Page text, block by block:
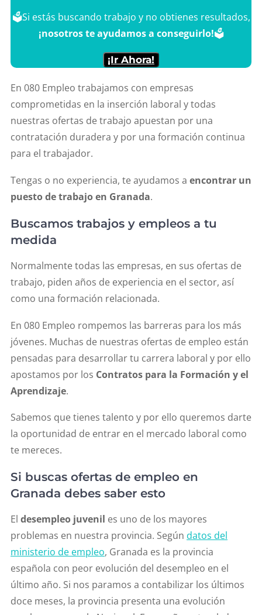
🗳Si estás buscando trabajo y no obtienes resultados,
¡nosotros te ayudamos a conseguirlo!🗳
¡Ir Ahora!
En 080 Empleo trabajamos con empresas
comprometidas en la inserción laboral y todas
nuestras ofertas de trabajo apuestan por una
contratación duradera y por una formación continua
para el trabajador.
Tengas o no experiencia, te ayudamos a encontrar un
puesto de trabajo en Granada.
Buscamos trabajos y empleos a tu
medida
Normalmente todas las empresas, en sus ofertas de
trabajo, piden años de experiencia en el sector, así
como una formación relacionada.
En 080 Empleo rompemos las barreras para los más
jóvenes. Muchas de nuestras ofertas de empleo están
pensadas para desarrollar tu carrera laboral y por ello
apostamos por los Contratos para la Formación y el
Aprendizaje.
Sabemos que tienes talento y por ello queremos darte
la oportunidad de entrar en el mercado laboral como
te mereces.
Si buscas ofertas de empleo en
Granada debes saber esto
El desempleo juvenil es uno de los mayores
problemas en nuestra provincia. Según datos del
ministerio de empleo, Granada es la provincia
española con peor evolución del desempleo en el
último año. Si nos paramos a contabilizar los últimos
doce meses, la provincia presenta una evolución